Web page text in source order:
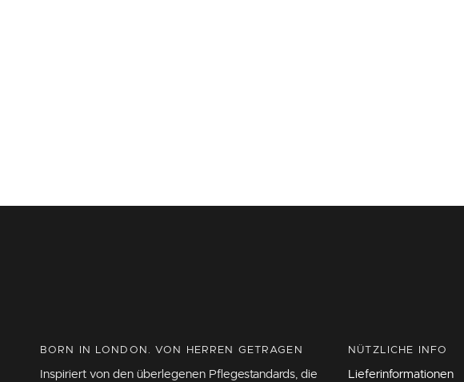
BORN IN LONDON. VON HERREN GETRAGEN
Inspiriert von den überlegenen Pflegestandards, die
NÜTZLICHE INFO
Lieferinformationen